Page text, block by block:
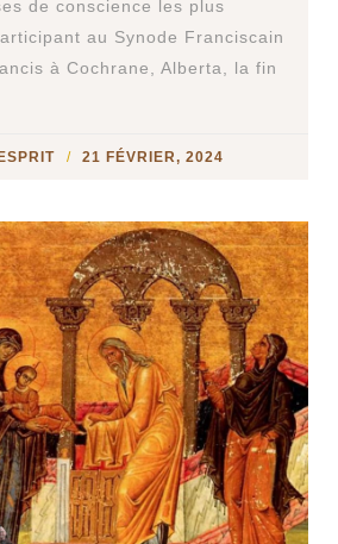
de conscience les plus
au Synode Franciscain
à Cochrane, Alberta, la fin
21 FÉVRIER, 2024